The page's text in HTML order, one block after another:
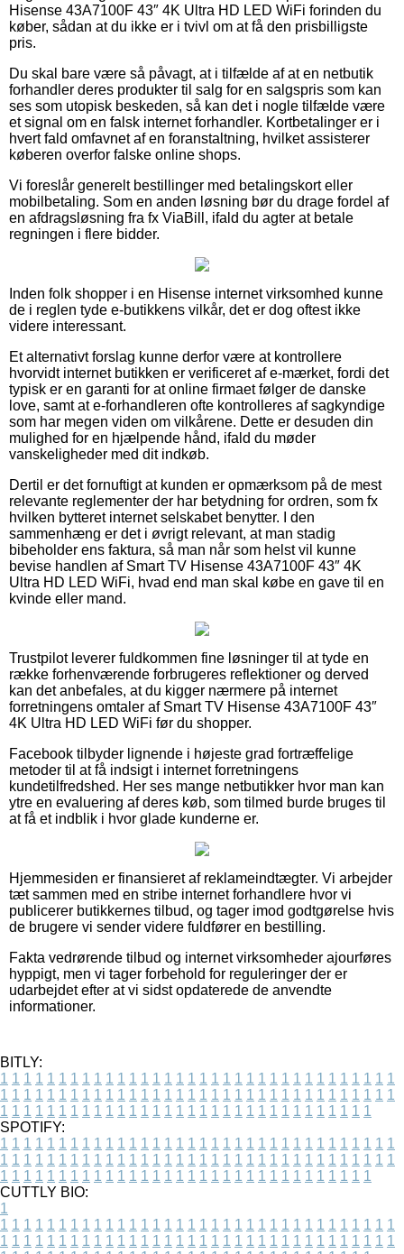
Hisense 43A7100F 43″ 4K Ultra HD LED WiFi forinden du
køber, sådan at du ikke er i tvivl om at få den prisbilligste
pris.
Du skal bare være så påvagt, at i tilfælde af at en netbutik
forhandler deres produkter til salg for en salgspris som kan
ses som utopisk beskeden, så kan det i nogle tilfælde være
et signal om en falsk internet forhandler. Kortbetalinger er i
hvert fald omfavnet af en foranstaltning, hvilket assisterer
køberen overfor falske online shops.
Vi foreslår generelt bestillinger med betalingskort eller
mobilbetaling. Som en anden løsning bør du drage fordel af
en afdragsløsning fra fx ViaBill, ifald du agter at betale
regningen i flere bidder.
Inden folk shopper i en Hisense internet virksomhed kunne
de i reglen tyde e-butikkens vilkår, det er dog oftest ikke
videre interessant.
Et alternativt forslag kunne derfor være at kontrollere
hvorvidt internet butikken er verificeret af e-mærket, fordi det
typisk er en garanti for at online firmaet følger de danske
love, samt at e-forhandleren ofte kontrolleres af sagkyndige
som har megen viden om vilkårene. Dette er desuden din
mulighed for en hjælpende hånd, ifald du møder
vanskeligheder med dit indkøb.
Dertil er det fornuftigt at kunden er opmærksom på de mest
relevante reglementer der har betydning for ordren, som fx
hvilken bytteret internet selskabet benytter. I den
sammenhæng er det i øvrigt relevant, at man stadig
bibeholder ens faktura, så man når som helst vil kunne
bevise handlen af Smart TV Hisense 43A7100F 43″ 4K
Ultra HD LED WiFi, hvad end man skal købe en gave til en
kvinde eller mand.
Trustpilot leverer fuldkommen fine løsninger til at tyde en
række forhenværende forbrugeres reflektioner og derved
kan det anbefales, at du kigger nærmere på internet
forretningens omtaler af Smart TV Hisense 43A7100F 43″
4K Ultra HD LED WiFi før du shopper.
Facebook tilbyder lignende i højeste grad fortræffelige
metoder til at få indsigt i internet forretningens
kundetilfredshed. Her ses mange netbutikker hvor man kan
ytre en evaluering af deres køb, som tilmed burde bruges til
at få et indblik i hvor glade kunderne er.
Hjemmesiden er finansieret af reklameindtægter. Vi arbejder
tæt sammen med en stribe internet forhandlere hvor vi
publicerer butikkernes tilbud, og tager imod godtgørelse hvis
de brugere vi sender videre fuldfører en bestilling.
Fakta vedrørende tilbud og internet virksomheder ajourføres
hyppigt, men vi tager forbehold for reguleringer der er
udarbejdet efter at vi sidst opdaterede de anvendte
informationer.
BITLY:
1 1 1 1 1 1 1 1 1 1 1 1 1 1 1 1 1 1 1 1 1 1 1 1 1 1 1 1 1 1 1 1 1 1
1 1 1 1 1 1 1 1 1 1 1 1 1 1 1 1 1 1 1 1 1 1 1 1 1 1 1 1 1 1 1 1 1 1
1 1 1 1 1 1 1 1 1 1 1 1 1 1 1 1 1 1 1 1 1 1 1 1 1 1 1 1 1 1 1 1
SPOTIFY:
1 1 1 1 1 1 1 1 1 1 1 1 1 1 1 1 1 1 1 1 1 1 1 1 1 1 1 1 1 1 1 1 1 1
1 1 1 1 1 1 1 1 1 1 1 1 1 1 1 1 1 1 1 1 1 1 1 1 1 1 1 1 1 1 1 1 1 1
1 1 1 1 1 1 1 1 1 1 1 1 1 1 1 1 1 1 1 1 1 1 1 1 1 1 1 1 1 1 1 1
CUTTLY BIO:
1
1 1 1 1 1 1 1 1 1 1 1 1 1 1 1 1 1 1 1 1 1 1 1 1 1 1 1 1 1 1 1 1 1 1
1 1 1 1 1 1 1 1 1 1 1 1 1 1 1 1 1 1 1 1 1 1 1 1 1 1 1 1 1 1 1 1 1 1